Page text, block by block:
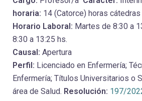
horaria: 14 (Catorce) horas cátedras
Horario Laboral: Martes de 8:30 a
8:30 a 13:25 hs.
Causal: Apertura
Perfil: Licenciado en Enfermería;
Enfermería; Títulos Universitarios o
área de Salud. Resolución: 197/